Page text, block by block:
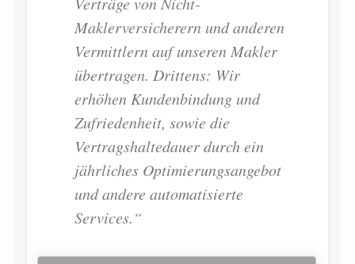
Maklerversicherern und anderen
Vermittlern auf unseren Makler
übertragen. Drittens: Wir
erhöhen Kundenbindung und
Zufriedenheit, sowie die
Vertragshaltedauer durch ein
jährliches Optimierungsangebot
und andere automatisierte
Services.“